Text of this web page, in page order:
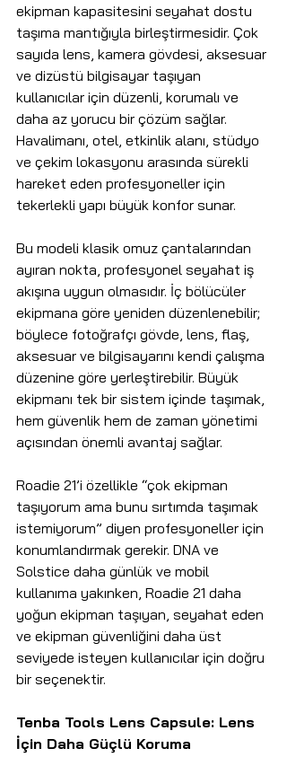
ekipman kapasitesini seyahat dostu
taşıma mantığıyla birleştirmesidir. Çok
sayıda lens, kamera gövdesi, aksesuar
ve dizüstü bilgisayar taşıyan
kullanıcılar için düzenli, korumalı ve
daha az yorucu bir çözüm sağlar.
Havalimanı, otel, etkinlik alanı, stüdyo
ve çekim lokasyonu arasında sürekli
hareket eden profesyoneller için
tekerlekli yapı büyük konfor sunar.
Bu modeli klasik omuz çantalarından
ayıran nokta, profesyonel seyahat iş
akışına uygun olmasıdır. İç bölücüler
ekipmana göre yeniden düzenlenebilir;
böylece fotoğrafçı gövde, lens, flaş,
aksesuar ve bilgisayarını kendi çalışma
düzenine göre yerleştirebilir. Büyük
ekipmanı tek bir sistem içinde taşımak,
hem güvenlik hem de zaman yönetimi
açısından önemli avantaj sağlar.
Roadie 21’i özellikle “çok ekipman
taşıyorum ama bunu sırtımda taşımak
istemiyorum” diyen profesyoneller için
konumlandırmak gerekir. DNA ve
Solstice daha günlük ve mobil
kullanıma yakınken, Roadie 21 daha
yoğun ekipman taşıyan, seyahat eden
ve ekipman güvenliğini daha üst
seviyede isteyen kullanıcılar için doğru
bir seçenektir.
Tenba Tools Lens Capsule: Lens
İçin Daha Güçlü Koruma